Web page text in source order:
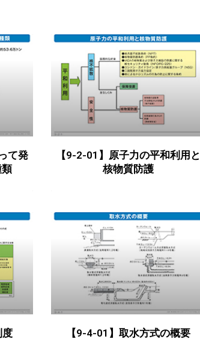
て発
【9-2-01】原子力の平和利用と
核物質防護
度 【9-4-01】取水方式の概要